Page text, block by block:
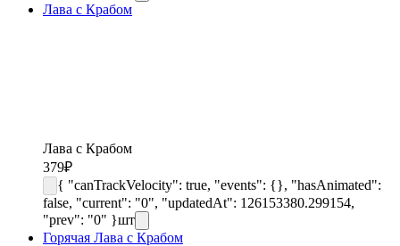
Лава с Крабом
Лава с Крабом
379₽
{ "canTrackVelocity": true, "events": {}, "hasAnimated":
false, "current": "0", "updatedAt": 126153380.299154,
"prev": "0" }шт
Горячая Лава с Крабом